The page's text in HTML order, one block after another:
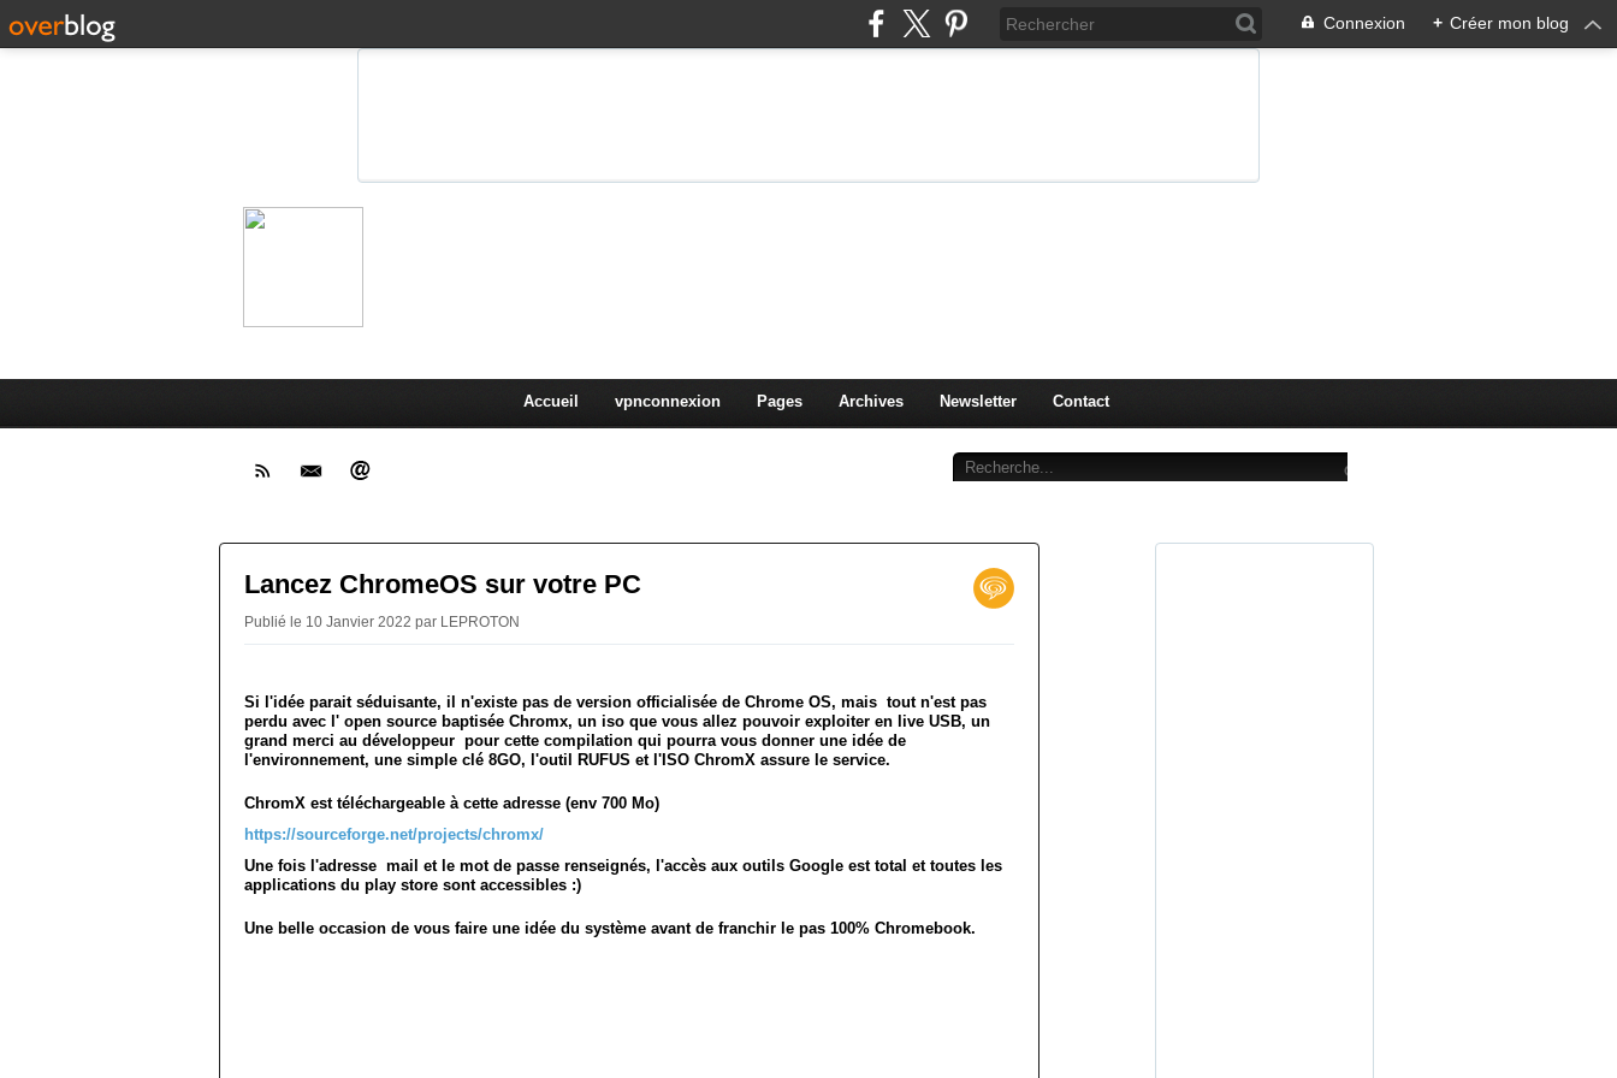
Connexion + Créer mon blog
Accueil vpnconnexion Pages Archives Newsletter Contact
Lancez ChromeOS sur votre PC
Publié le 10 Janvier 2022 par LEPROTON
Si l'idée parait séduisante, il n'existe pas de version officialisée de Chrome OS, mais tout n'est pas
perdu avec l' open source baptisée Chromx, un iso que vous allez pouvoir exploiter en live USB, un
grand merci au développeur pour cette compilation qui pourra vous donner une idée de
l'environnement, une simple clé 8GO, l'outil RUFUS et l'ISO ChromX assure le service.
ChromX est téléchargeable à cette adresse (env 700 Mo)
https://sourceforge.net/projects/chromx/
Une fois l'adresse mail et le mot de passe renseignés, l'accès aux outils Google est total et toutes les
applications du play store sont accessibles :)
Une belle occasion de vous faire une idée du système avant de franchir le pas 100% Chromebook.